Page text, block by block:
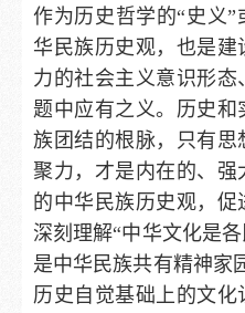
作为历史哲学的“史义”
华民族历史观，也是
力的社会主义意识形
题中应有之义。历史和
族团结的根脉，只有
聚力，才是内在的、强
的中华民族历史观，
深刻理解“中华文化是
是中华民族共有精神家
历史自觉基础上的文